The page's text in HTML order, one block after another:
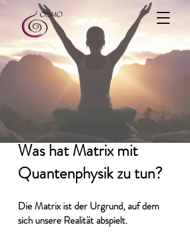
Was hat Matrix mit
Quantenphysik zu tun?
Die Matrix ist der Urgrund, auf dem
sich unsere Realität abspielt.